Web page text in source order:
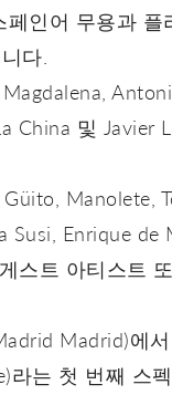
인어 무용과 플
다.
China 및 Javier
Manolete,
Susi, Enrique de
스트 아티스트
Madrid)에
라는 첫 번째 스